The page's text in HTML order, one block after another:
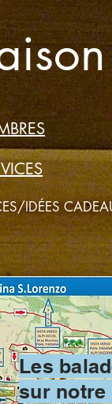
IDÉES
Les
sur